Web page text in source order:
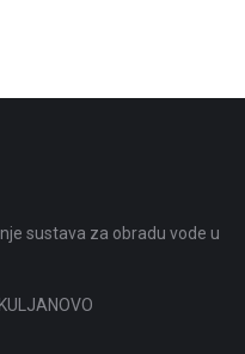
sustava za obradu vode u